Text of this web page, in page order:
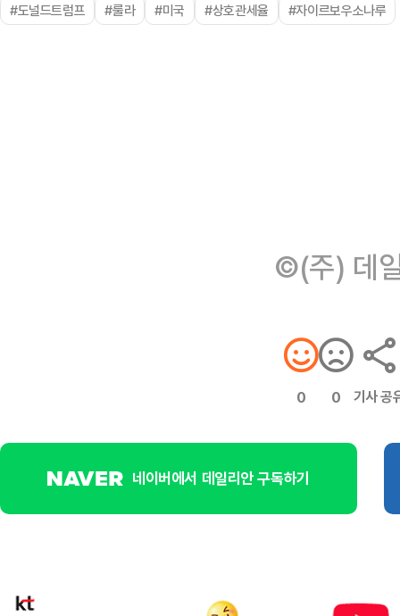
#도널드트럼프 #룰라 #미국 #상호관세율 #자이르보우소나루
©(주) 데
0 0 기사 공
네이버에서 데일리안 구독하기